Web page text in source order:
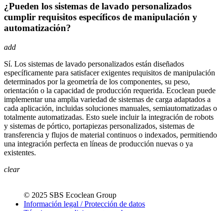
¿Pueden los sistemas de lavado personalizados
cumplir requisitos específicos de manipulación y
automatización?
add
Sí. Los sistemas de lavado personalizados están diseñados
específicamente para satisfacer exigentes requisitos de manipulación
determinados por la geometría de los componentes, su peso,
orientación o la capacidad de producción requerida. Ecoclean puede
implementar una amplia variedad de sistemas de carga adaptados a
cada aplicación, incluidas soluciones manuales, semiautomatizadas o
totalmente automatizadas. Esto suele incluir la integración de robots
y sistemas de pórtico, portapiezas personalizados, sistemas de
transferencia y flujos de material continuos o indexados, permitiendo
una integración perfecta en líneas de producción nuevas o ya
existentes.
clear
© 2025 SBS Ecoclean Group
Información legal / Protección de datos